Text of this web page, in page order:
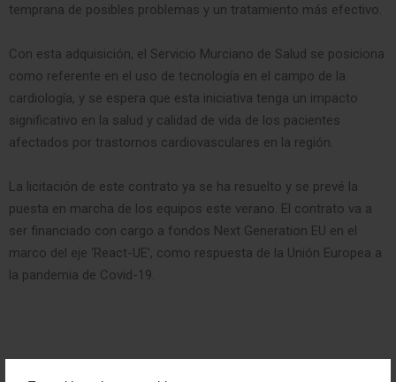
temprana de posibles problemas y un tratamiento más efectivo.
Con esta adquisición, el Servicio Murciano de Salud se posiciona
como referente en el uso de tecnología en el campo de la
cardiología, y se espera que esta iniciativa tenga un impacto
significativo en la salud y calidad de vida de los pacientes
afectados por trastornos cardiovasculares en la región.
La licitación de este contrato ya se ha resuelto y se prevé la
puesta en marcha de los equipos este verano. El contrato va a
ser financiado con cargo a fondos Next Generation EU en el
marco del eje ‘React-UE’, como respuesta de la Unión Europea a
la pandemia de Covid-19.